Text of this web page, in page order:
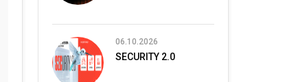
06.10.2026
SECURITY 2.0